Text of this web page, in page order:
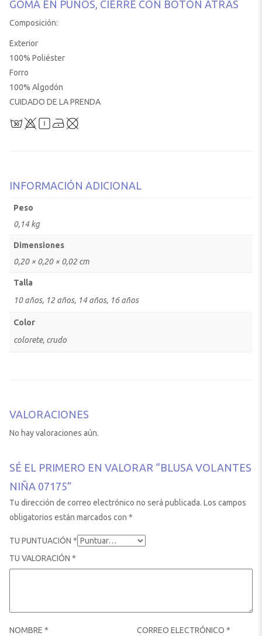
GOMA EN PUÑOS, CIERRE CON BOTÓN ATRÁS
Composición:
Exterior
100% Poliéster
Forro
100% Algodón
CUIDADO DE LA PRENDA
INFORMACIÓN ADICIONAL
Peso
0,14 kg
Dimensiones
0,20 × 0,20 × 0,02 cm
Talla
10 años, 12 años, 14 años, 16 años
Color
colorete, crudo
VALORACIONES
No hay valoraciones aún.
SÉ EL PRIMERO EN VALORAR “BLUSA VOLANTES
NIÑA 07175”
Tu dirección de correo electrónico no será publicada. Los campos
obligatorios están marcados con *
TU PUNTUACIÓN *
TU VALORACIÓN *
NOMBRE * CORREO ELECTRÓNICO *